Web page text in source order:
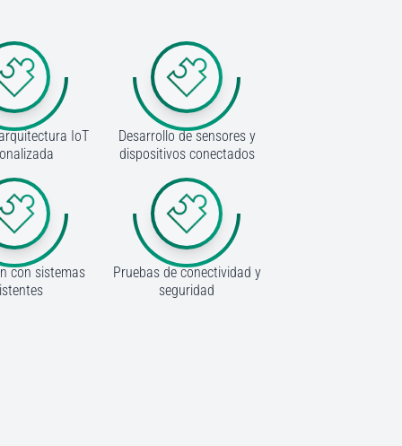
IoT
Desarrollo de sensores y
dispositivos conectados
con sistemas
Pruebas de conectividad y
seguridad